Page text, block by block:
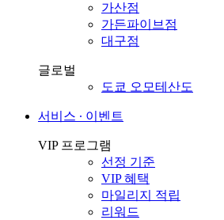
가산점
가든파이브점
대구점
글로벌
도쿄 오모테산도
서비스 ∙ 이벤트
VIP 프로그램
선정 기준
VIP 혜택
마일리지 적립
리워드